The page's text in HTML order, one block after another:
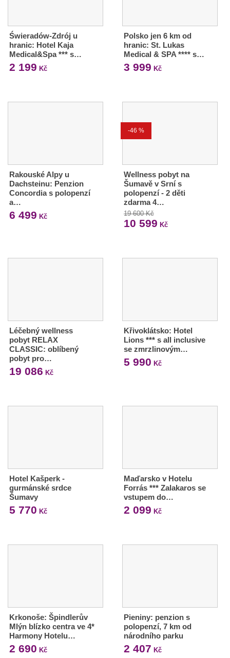
Świeradów-Zdrój u
hranic: Hotel Kaja
Medical&Spa *** s…
2 199 Kč
Polsko jen 6 km od
hranic: St. Lukas
Medical & SPA **** s…
3 999 Kč
Rakouské Alpy u
Dachsteinu: Penzion
Concordia s polopenzí
a…
6 499 Kč
-46 %
Wellness pobyt na
Šumavě v Srní s
polopenzí - 2 děti
zdarma 4…
19 600 Kč
10 599 Kč
Léčebný wellness
pobyt RELAX
CLASSIC: oblíbený
pobyt pro…
19 086 Kč
Křivoklátsko: Hotel
Lions *** s all inclusive
se zmrzlinovým…
5 990 Kč
Hotel Kašperk -
gurmánské srdce
Šumavy
5 770 Kč
Maďarsko v Hotelu
Forrás *** Zalakaros se
vstupem do…
2 099 Kč
Krkonoše: Špindlerův
Mlýn blízko centra ve 4*
Harmony Hotelu…
2 690 Kč
Pieniny: penzion s
polopenzí, 7 km od
národního parku
2 407 Kč